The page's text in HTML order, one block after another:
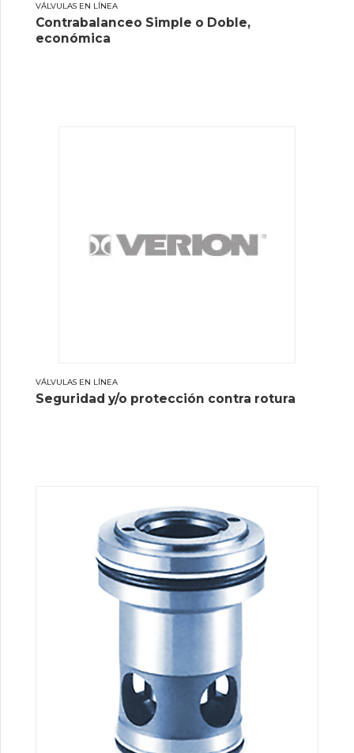
VÁLVULAS EN LÍNEA
Contrabalanceo Simple o Doble,
económica
VÁLVULAS EN LÍNEA
Seguridad y/o protección contra rotura